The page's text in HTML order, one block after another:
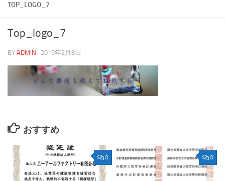
TOP_LOGO_7
Top_logo_7
BY ADMIN · 2019年2月8日
おすすめ
0 0